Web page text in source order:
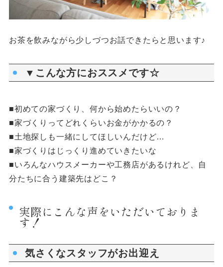
お茶を飲みながら少しづつお話できたらと思います♪
▼こんな方におススメです☆
■初めての家づくり、何から始めたらいいの？
■家づくりってどれくらいお金がかかるの？
■土地探しも一緒にしてほしいんだけど…
■家づくりはじっくり進めていきたいな
■いろんなハウスメーカーや工務店があるけれど、自
分たちに合う建築先はどこ？
実際にこんな声をいただいておりま
す！
気さくなスタッフがお出迎え